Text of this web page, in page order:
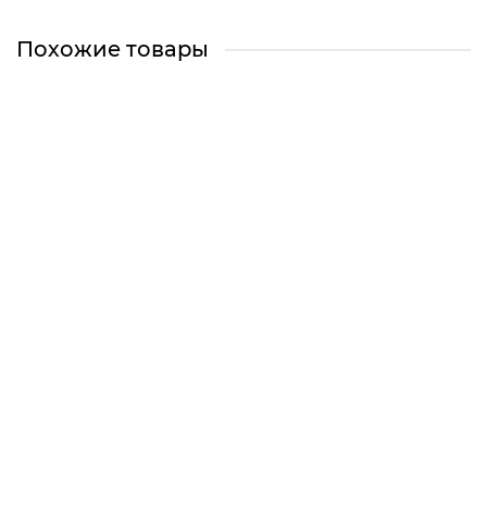
Похожие товары